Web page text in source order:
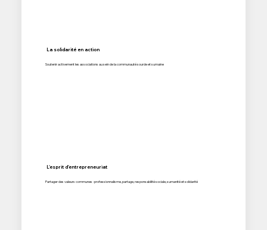
La solidarité en action
Soutenir activement les associations au sein de la communauté sourde et sumaine
L'esprit d'entrepreneuriat
Partager des valeurs communes : professionnalisme, partage, responsabilité sociale, sumanité et solidarité